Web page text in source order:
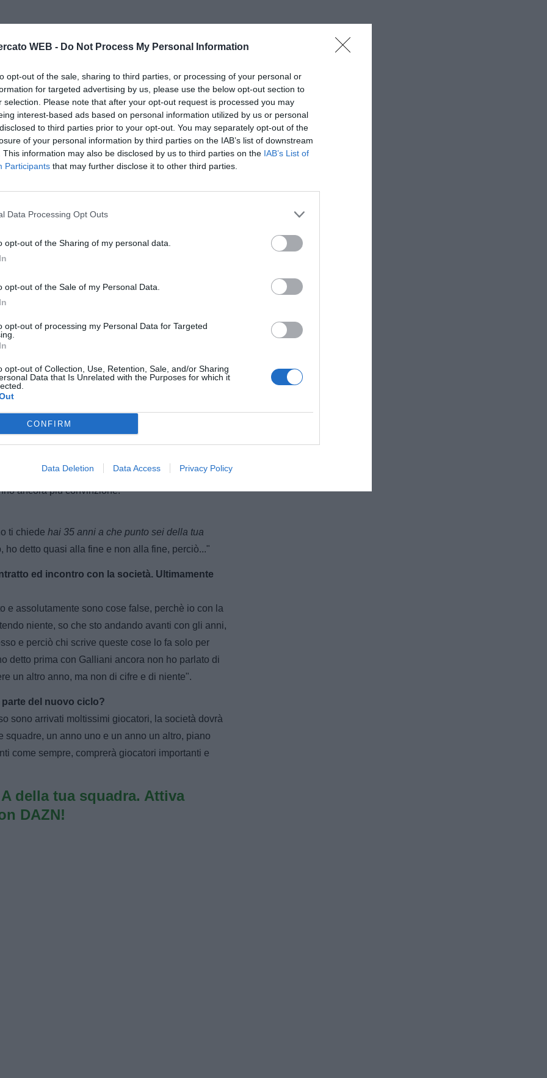
WEB - Do Not Process My Personal Information
opt-out of the sale, sharing to third parties, or processing of your personal or
for targeted advertising by us, please use the below opt-out section to
selection. Please note that after your opt-out request is processed you may
interest-based ads based on personal information utilized by us or personal
to third parties prior to your opt-out. You may separately opt-out of the
of your personal information by third parties on the IAB’s list of downstream
This information may also be disclosed by us to third parties on the IAB’s List of
Participants that may further disclose it to other third parties.
Data Processing Opt Outs
opt-out of the Sharing of my personal data.
opt-out of the Sale of my Personal Data.
opt-out of processing my Personal Data for Targeted
opt-out of Collection, Use, Retention, Sale, and/or Sharing
Data that Is Unrelated with the Purposes for which it
CONFIRM
Data Deletion Data Access Privacy Policy
pressione per lo scudetto
loro, per tutti, però credo che sia la stessa, perchè
di noi stanno per andare avanti con gli anni e
loro lo scudetto è un sogno, forse perchè
questo punto, è giusto che ci credano, però devono
avanti perciò. Faccio comunque i complimenti
punto
e due, quindi può tornare in corsa, dipende tutto
vengono da risultati negativi, vedono un po'
a Brescia sarà la stessa cosa perchè anche per
scudetto
abbiamo visto che siamo forti, lo sapevamo
ancora più convinzione."
ti chiede hai 35 anni a che punto sei della tua
ho detto quasi alla fine e non alla fine, perciò..."
ed incontro con la società. Ultimamente
e assolutamente sono cose false, perchè io con la
niente, so che sto andando avanti con gli anni,
e perciò chi scrive queste cose lo fa solo per
detto prima con Galliani ancora non ho parlato di
un altro anno, ma non di cifre e di niente".
del nuovo ciclo?
sono arrivati moltissimi giocatori, la società dovrà
squadre, un anno uno e un anno un altro, piano
come sempre, comprerà giocatori importanti e
della tua squadra. Attiva
DAZN!